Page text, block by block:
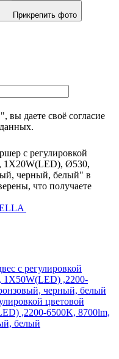
Прикрепить фото
даете своё согласие
с регулировкой
1X20W(LED), Ø530,
черный, белый" в
что получаете
цветовой
,2200-6500K, 8700lm,
белый